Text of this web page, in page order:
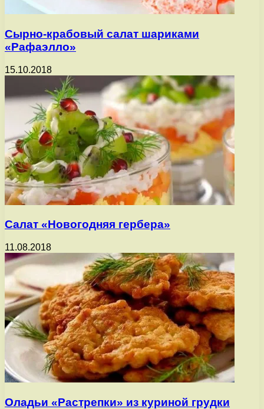
Сырно-крабовый салат шариками
«Рафаэлло»
15.10.2018
Салат «Новогодняя гербера»
11.08.2018
Оладьи «Растрепки» из куриной грудки